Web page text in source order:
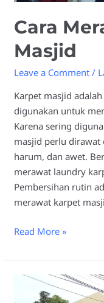
Cara
Masjid
Leave a Comment /
Karpet masjid
digunakan untuk
Karena sering
masjid perlu dirawat
harum, dan awet.
merawat laundry
Pembersihan rutin
merawat karpet
Read More »
Mengapa
Karpet